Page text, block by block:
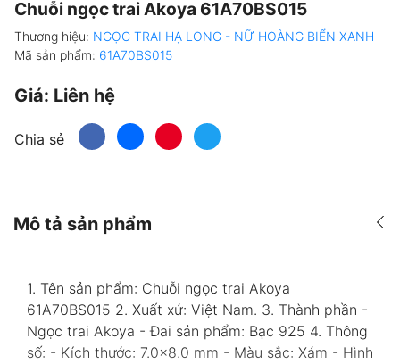
Chuỗi ngọc trai Akoya 61A70BS015
Thương hiệu: NGỌC TRAI HẠ LONG - NỮ HOÀNG BIỂN XANH
Mã sản phẩm: 61A70BS015
Giá: Liên hệ
Chia sẻ
Mô tả sản phẩm
1. Tên sản phẩm: Chuỗi ngọc trai Akoya
61A70BS015 2. Xuất xứ: Việt Nam. 3. Thành phần -
Ngọc trai Akoya - Đai sản phẩm: Bạc 925 4. Thông
số: - Kích thước: 7.0x8.0 mm - Màu sắc: Xám - Hình